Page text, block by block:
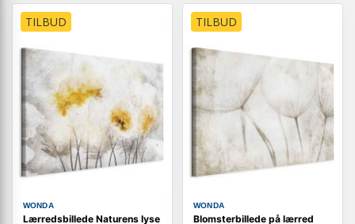
TILBUD
WONDA
Lærredsbillede Naturens lyse
TILBUD
WONDA
Blomsterbillede på lærred